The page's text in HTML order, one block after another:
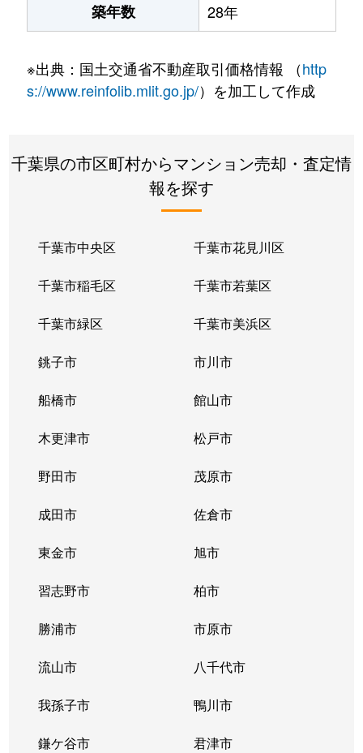
築年数 28年
※出典：国土交通省不動産取引価格情報 （http
s://www.reinfolib.mlit.go.jp/）を加工して作成
千葉県の市区町村からマンション売却・査定情
報を探す
千葉市中央区 千葉市花見川区
千葉市稲毛区 千葉市若葉区
千葉市緑区 千葉市美浜区
銚子市 市川市
船橋市 館山市
木更津市 松戸市
野田市 茂原市
成田市 佐倉市
東金市 旭市
習志野市 柏市
勝浦市 市原市
流山市 八千代市
我孫子市 鴨川市
鎌ケ谷市 君津市